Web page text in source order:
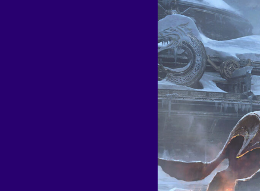
Hit enter to search or ESC to close